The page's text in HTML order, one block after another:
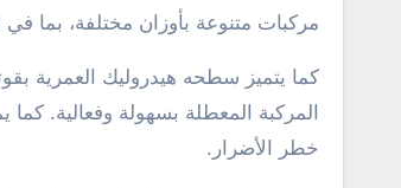
مركبات متنوعة بأوزان مختلفة، بما في
كما يتميز سطحه هيدروليك العمرية
المركبة المعطلة بسهولة وفعالية.
خطر الأضرار.